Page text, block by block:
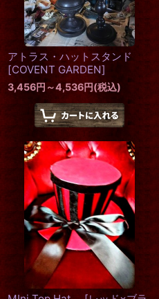
アトラス・ハットスタンド
[COVENT GARDEN]
3,456円 ～4,536円(税込)